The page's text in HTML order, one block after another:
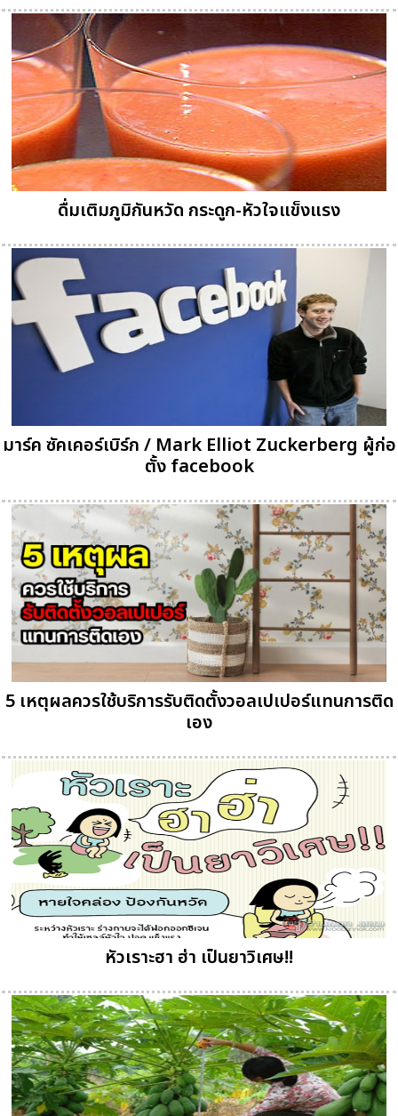
ดื่มเติมภูมิกันหวัด กระดูก-หัวใจแข็งแรง
มาร์ค ซัคเคอร์เบิร์ก / Mark Elliot Zuckerberg ผู้ก่อ
ตั้ง facebook
5 เหตุผลควรใช้บริการรับติดตั้งวอลเปเปอร์แทนการติด
เอง
หัวเราะฮา ฮ่า เป็นยาวิเศษ!!